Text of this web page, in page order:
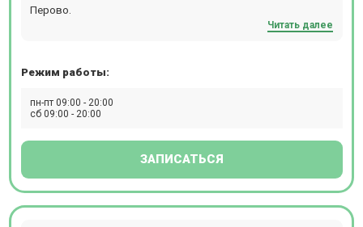
Перово.
Читать далее
Режим работы:
пн-пт 09:00 - 20:00
сб 09:00 - 20:00
ЗАПИСАТЬСЯ